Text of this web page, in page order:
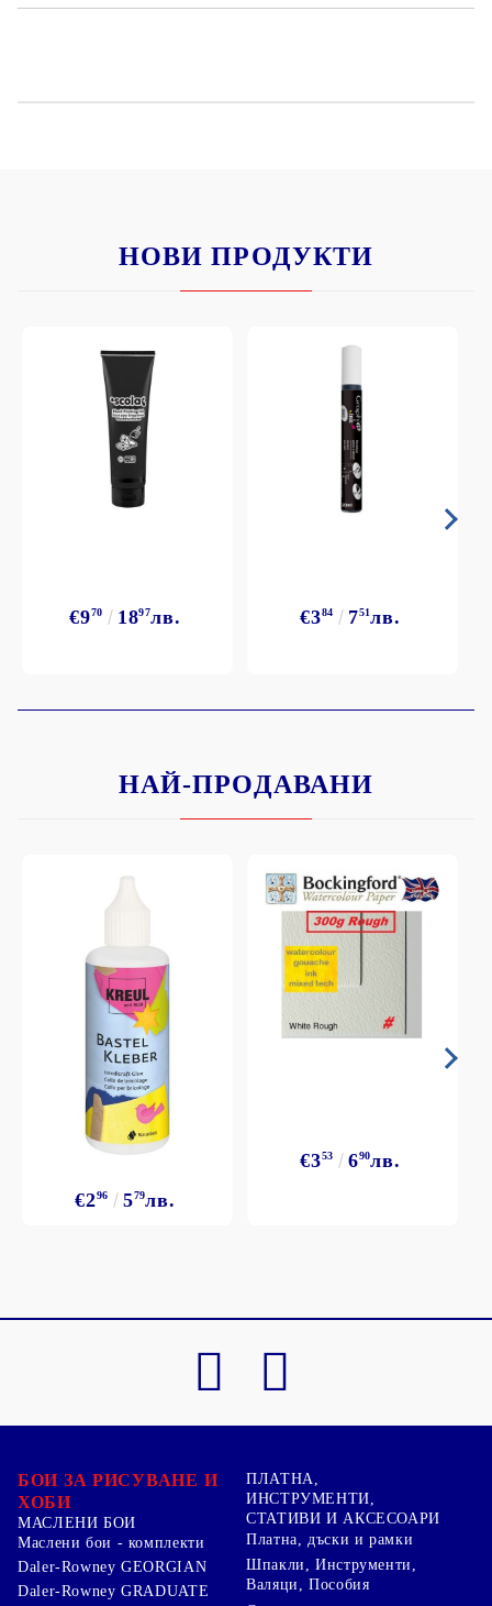
НОВИ ПРОДУКТИ
€970 1897лв. €384 751лв.
НАЙ-ПРОДАВАНИ
€296 579лв.
€353 690лв.
БОИ ЗА РИСУВАНЕ И
ХОБИ
МАСЛЕНИ БОИ
Маслени бои - комплекти
Daler-Rowney GEORGIAN
Daler-Rowney GRADUATE
ПЛАТНА,
ИНСТРУМЕНТИ,
СТАТИВИ И АКСЕСОАРИ
Платна, дъски и рамки
Шпакли, Инструменти,
Валяци, Пособия